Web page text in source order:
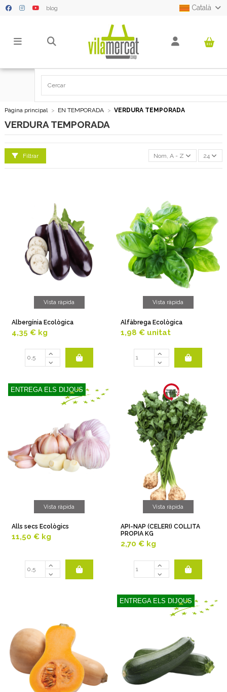
blog Català
Pàgina principal EN TEMPORADA VERDURA TEMPORADA
VERDURA TEMPORADA
Filtrar Nom, A - Z 24
Vista ràpida
Albergínia Ecològica
4,35 € kg
Vista ràpida
Alfàbrega Ecològica
1,98 € unitat
ENTREGA ELS DIJOUS
Vista ràpida
Alls secs Ecològics
11,50 € kg
Vista ràpida
API-NAP (CELERI) COLLITA
PROPIA KG
2,70 € kg
ENTREGA ELS DIJOUS